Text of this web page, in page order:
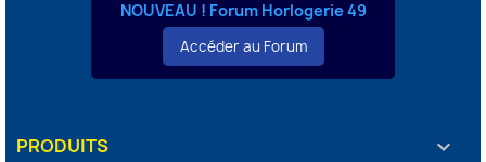
NOUVEAU ! Forum Horlogerie 49
Accéder au Forum
PRODUITS 